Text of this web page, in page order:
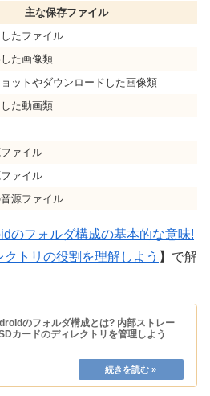
主な保存ファイル
たファイル
た画像類
ットやダウンロードした画像類
た動画類
ァイル
ァイル
源ファイル
のフォルダ構成の基本的な意味!
トリの役割を理解しよう 】で解
のフォルダ構成とは? 内部ストレー
カードのディレクトリを管理しよう